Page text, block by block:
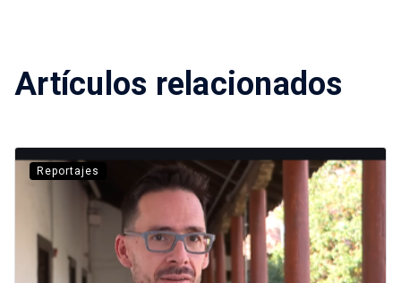
Artículos relacionados
Reportajes